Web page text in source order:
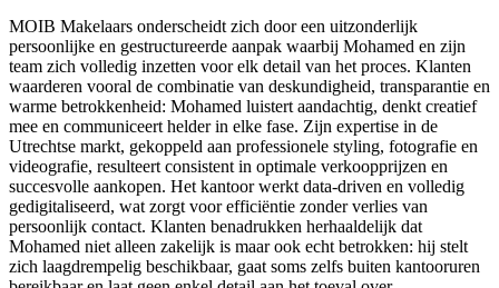
MOIB Makelaars onderscheidt zich door een uitzonderlijk
persoonlijke en gestructureerde aanpak waarbij Mohamed en zijn
team zich volledig inzetten voor elk detail van het proces. Klanten
waarderen vooral de combinatie van deskundigheid, transparantie en
warme betrokkenheid: Mohamed luistert aandachtig, denkt creatief
mee en communiceert helder in elke fase. Zijn expertise in de
Utrechtse markt, gekoppeld aan professionele styling, fotografie en
videografie, resulteert consistent in optimale verkoopprijzen en
succesvolle aankopen. Het kantoor werkt data-driven en volledig
gedigitaliseerd, wat zorgt voor efficiëntie zonder verlies van
persoonlijk contact. Klanten benadrukken herhaaldelijk dat
Mohamed niet alleen zakelijk is maar ook echt betrokken: hij stelt
zich laagdrempelig beschikbaar, gaat soms zelfs buiten kantooruren